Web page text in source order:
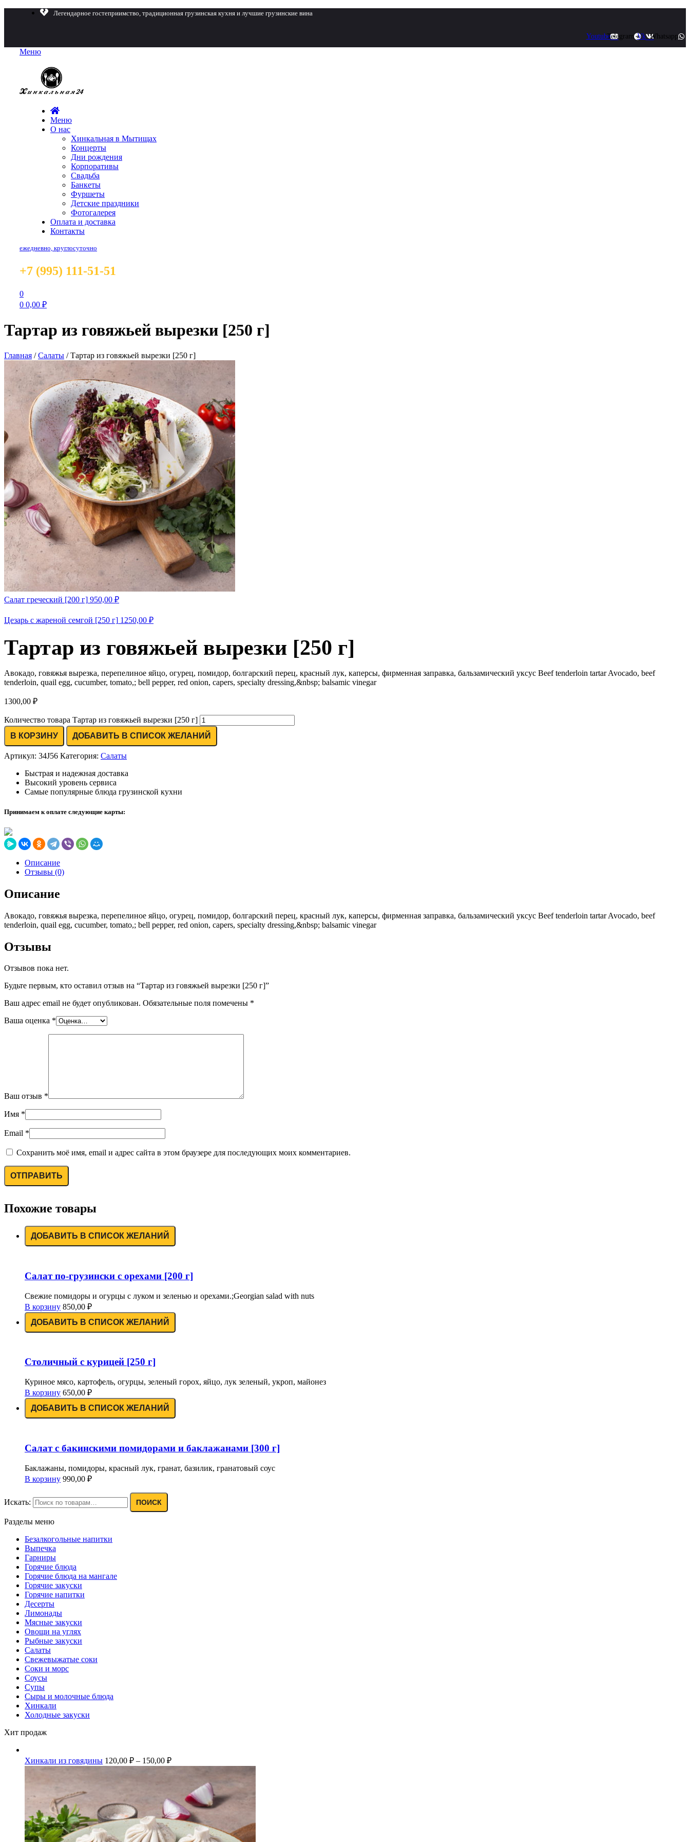
Легендарное гостеприимство, традиционная грузинская кухня и лучшие грузинские вина
YoutubeTelegram Vk Whatsapp
Меню
Меню
О нас
Хинкальная в Мытищах
Концерты
Дни рождения
Корпоративы
Свадьба
Банкеты
Фуршеты
Детские праздники
Фотогалерея
Оплата и доставка
Контакты
ежедневно, круглосуточно
+7 (995) 111-51-51
0
0 0,00 ₽
Тартар из говяжьей вырезки [250 г]
Главная /Салаты /Тартар из говяжьей вырезки [250 г]
Салат греческий [200 г] 950,00 ₽
Цезарь с жареной семгой [250 г] 1250,00 ₽
Тартар из говяжьей вырезки [250 г]
Авокадо, говяжья вырезка, перепелиное яйцо, огурец, помидор, болгарский перец, красный лук, каперсы, фирменная заправка, бальзамический уксус Beef tenderloin tartar Avocado, beef
tenderloin, quail egg, cucumber, tomato,; bell pepper, red onion, capers, specialty dressing,&nbsp; balsamic vinegar
1300,00 ₽
Количество товара Тартар из говяжьей вырезки [250 г]
В КОРЗИНУ
ДОБАВИТЬ В СПИСОК ЖЕЛАНИЙ
Артикул: 34J56 Категория: Салаты
Быстрая и надежная доставка
Высокий уровень сервиса
Самые популярные блюда грузинской кухни
Принимаем к оплате следующие карты:
Описание
Отзывы (0)
Описание
Авокадо, говяжья вырезка, перепелиное яйцо, огурец, помидор, болгарский перец, красный лук, каперсы, фирменная заправка, бальзамический уксус Beef tenderloin tartar Avocado, beef
tenderloin, quail egg, cucumber, tomato,; bell pepper, red onion, capers, specialty dressing,&nbsp; balsamic vinegar
Отзывы
Отзывов пока нет.
Будьте первым, кто оставил отзыв на “Тартар из говяжьей вырезки [250 г]”
Ваш адрес email не будет опубликован. Обязательные поля помечены *
Ваша оценка *
Ваш отзыв *
Имя *
Email *
Сохранить моё имя, email и адрес сайта в этом браузере для последующих моих комментариев.
Похожие товары
ДОБАВИТЬ В СПИСОК ЖЕЛАНИЙ
Салат по-грузински с орехами [200 г]
Свежие помидоры и огурцы с луком и зеленью и орехами.;Georgian salad with nuts
В корзину 850,00 ₽
ДОБАВИТЬ В СПИСОК ЖЕЛАНИЙ
Столичный с курицей [250 г]
Куриное мясо, картофель, огурцы, зеленый горох, яйцо, лук зеленый, укроп, майонез
В корзину 650,00 ₽
ДОБАВИТЬ В СПИСОК ЖЕЛАНИЙ
Салат с бакинскими помидорами и баклажанами [300 г]
Баклажаны, помидоры, красный лук, гранат, базилик, гранатовый соус
В корзину 990,00 ₽
Искать: ПОИСК
Разделы меню
Безалкогольные напитки
Выпечка
Гарниры
Горячие блюда
Горячие блюда на мангале
Горячие закуски
Горячие напитки
Десерты
Лимонады
Мясные закуски
Овощи на углях
Рыбные закуски
Салаты
Свежевыжатые соки
Соки и морс
Соусы
Супы
Сыры и молочные блюда
Хинкали
Холодные закуски
Хит продаж
Хинкали из говядины 120,00 ₽ – 150,00 ₽